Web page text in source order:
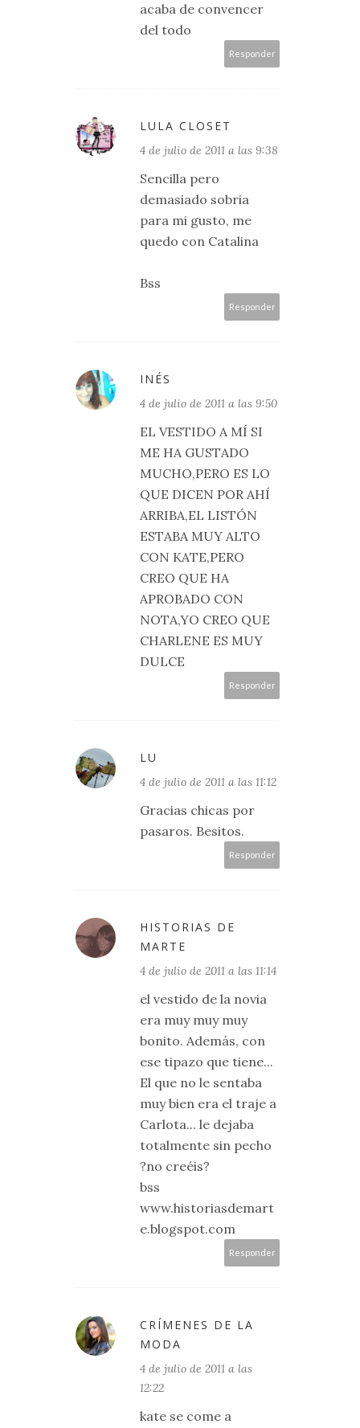
acaba de convencer
del todo
Responder
LULA CLOSET
4 de julio de 2011 a las 9:38
Sencilla pero
demasiado sobria
para mi gusto, me
quedo con Catalina
Bss
Responder
INÉS
4 de julio de 2011 a las 9:50
EL VESTIDO A MÍ SI
ME HA GUSTADO
MUCHO,PERO ES LO
QUE DICEN POR AHÍ
ARRIBA,EL LISTÓN
ESTABA MUY ALTO
CON KATE,PERO
CREO QUE HA
APROBADO CON
NOTA,YO CREO QUE
CHARLENE ES MUY
DULCE
Responder
LU
4 de julio de 2011 a las 11:12
Gracias chicas por
pasaros. Besitos.
Responder
HISTORIAS DE
MARTE
4 de julio de 2011 a las 11:14
el vestido de la novia
era muy muy muy
bonito. Además, con
ese tipazo que tiene...
El que no le sentaba
muy bien era el traje a
Carlota... le dejaba
totalmente sin pecho
?no creéis?
bss
www.historiasdemart
e.blogspot.com
Responder
CRÍMENES DE LA
MODA
4 de julio de 2011 a las
12:22
kate se come a